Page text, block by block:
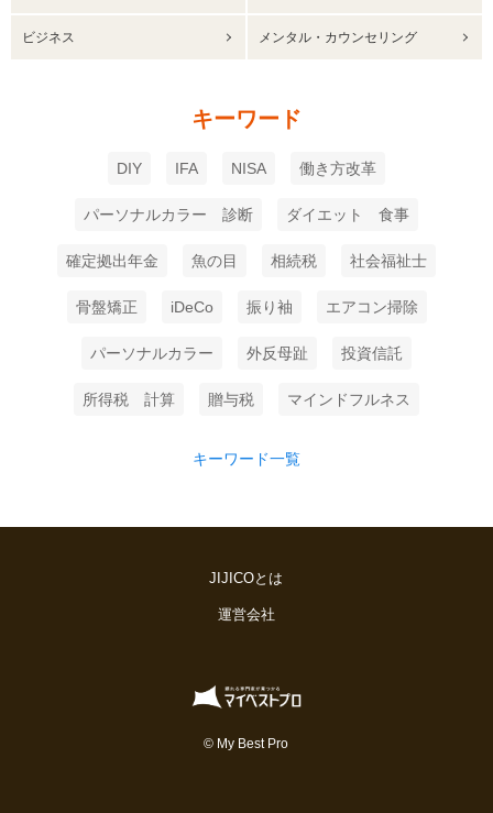
ビジネス メンタル・カウンセリング
キーワード
DIY IFA NISA 働き方改革
パーソナルカラー 診断 ダイエット 食事
確定拠出年金 魚の目 相続税 社会福祉士
骨盤矯正 iDeCo 振り袖 エアコン掃除
パーソナルカラー 外反母趾 投資信託
所得税 計算 贈与税 マインドフルネス
キーワード一覧
JIJICOとは
運営会社
© My Best Pro